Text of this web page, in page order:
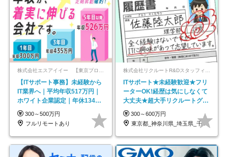
【ITサポート事務】未経験から
IT業界へ｜平均年収517万円｜
ホワイト企業認定｜年休134日
｜リモートOK
300～500万円
フルリモートあり
ITサポート★未経験歓迎★フリ
ーターOK!経歴は気にしなくて
大丈夫★超大手リクルートグル
ープの正社員/sg
300～600万円
東京都_神奈川県_埼玉県_千葉県_大阪府…